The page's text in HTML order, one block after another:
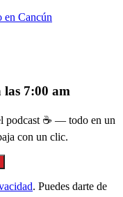
en Cancún
las 7:00 am
podcast ☕ — todo en un
con un clic.
. Puedes darte de